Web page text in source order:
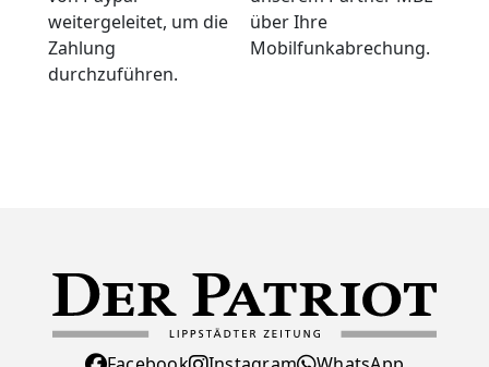
weitergeleitet, um die
Zahlung
durchzuführen.
über Ihre
Mobilfunkabrechung.